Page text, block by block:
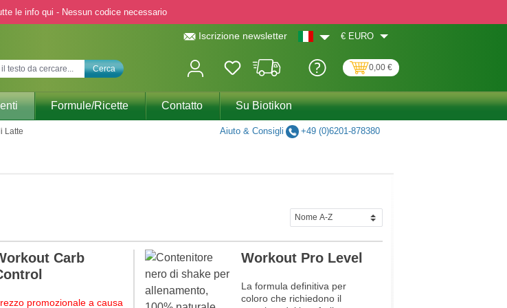
le info qui - Nessun codice necessario
Iscrizione newsletter € EURO
Cerca 0,00 €
Formule/Ricette Contatto Su Biotikon
Latte Aiuto & Consigli +49 (0)6201-878380
Carb
promozionale a causa
Workout Pro Level
La formula definitiva per
coloro che richiedono il